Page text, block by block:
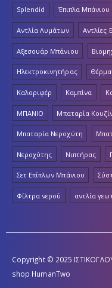
Splendid Έπιπλα Μπάνιου
Αντλία Λυμάτων Αντλίες
Αξεσουάρ Μπάνιου
Ηλεκτροκινητήρας
Καλοριφέρ Καμπίνα
ΜΠΑΝΙΟ Μπαταρία
Μπαταρία Νεροχύτη
Νεροχύτης Νιπτήρας
Σετ Επίπλων Μπάνιου
Φίλτρα νερού αντλία
Copyright © 2025
shop HumanTwo